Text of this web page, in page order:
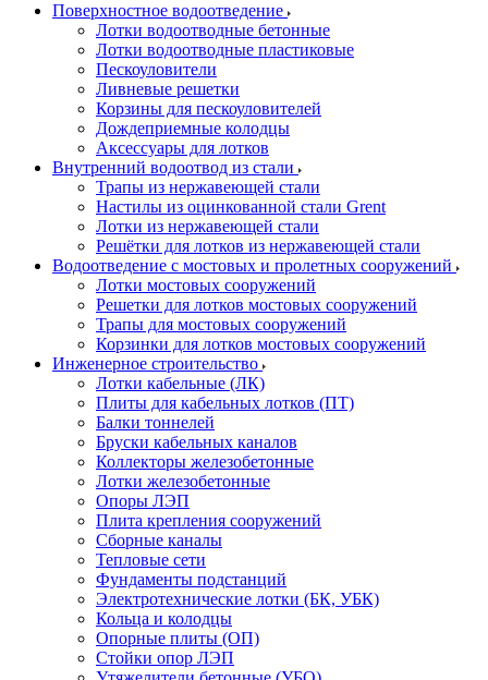
Поверхностное водоотведение
Лотки водоотводные бетонные
Лотки водоотводные пластиковые
Пескоуловители
Ливневые решетки
Корзины для пескоуловителей
Дождеприемные колодцы
Аксессуары для лотков
Внутренний водоотвод из стали
Трапы из нержавеющей стали
Настилы из оцинкованной стали Grent
Лотки из нержавеющей стали
Решётки для лотков из нержавеющей стали
Водоотведение с мостовых и пролетных сооружений
Лотки мостовых сооружений
Решетки для лотков мостовых сооружений
Трапы для мостовых сооружений
Корзинки для лотков мостовых сооружений
Инженерное строительство
Лотки кабельные (ЛК)
Плиты для кабельных лотков (ПТ)
Балки тоннелей
Бруски кабельных каналов
Коллекторы железобетонные
Лотки железобетонные
Опоры ЛЭП
Плита крепления сооружений
Сборные каналы
Тепловые сети
Фундаменты подстанций
Электротехнические лотки (БК, УБК)
Кольца и колодцы
Опорные плиты (ОП)
Стойки опор ЛЭП